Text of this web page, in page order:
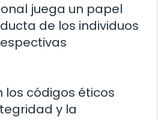
juega un papel
de los individuos
los códigos éticos
y la